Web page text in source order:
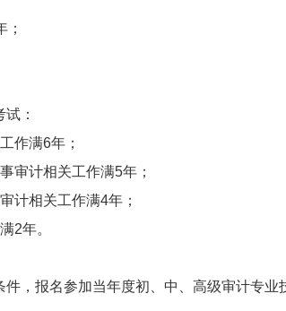
：
作满6年；
审计相关工作满5年；
计相关工作满4年；
2年。
，报名参加当年度初、中、高级审计专业